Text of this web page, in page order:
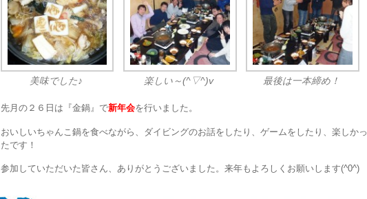
美味でした♪ 楽しい～(^▽^)v 最後は一本締め！
先月の２６日は『金鍋』で新年会を行いました。
おいしいちゃんこ鍋を食べながら、ダイビングのお話をしたり、ゲームをしたり、楽しかっ
たです！
参加していただいた皆さん、ありがとうございました。来年もよろしくお願いします(^0^)